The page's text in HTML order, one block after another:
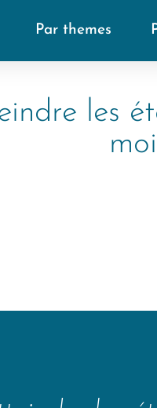
Par themes
les